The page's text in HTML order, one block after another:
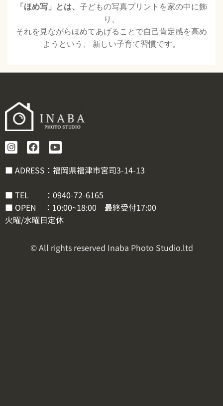
「ほめ写」とは、 子どもの写真プリントを家の中に飾
り、
それを見ながらほめてあげることで自己肯定感を高め
ようという、 新しい子育て習慣です。
■ ADRESS：福岡県福津市宮司3-14-13
■ TEL ： 0940-72-6165
■ OPEN ：10:00~18:00 最終受付17:00
火曜/水曜日定休
© All rights reserved Inaba Photo Studio.ltd